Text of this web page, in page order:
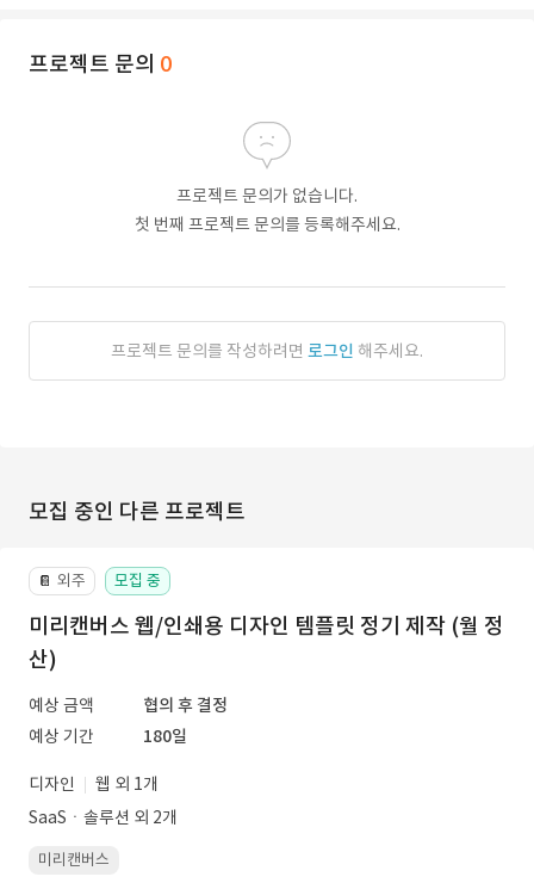
프로젝트 문의 0
프로젝트 문의가 없습니다.
첫 번째 프로젝트 문의를 등록해주세요.
프로젝트 문의를 작성하려면 로그인 해주세요.
모집 중인 다른 프로젝트
📔 외주 모집 중
미리캔버스 웹/인쇄용 디자인 템플릿 정기 제작 (월 정
산)
예상 금액
협의 후 결정
예상 기간
180일
디자인
웹 외 1개
SaaSㆍ솔루션 외 2개
미리캔버스